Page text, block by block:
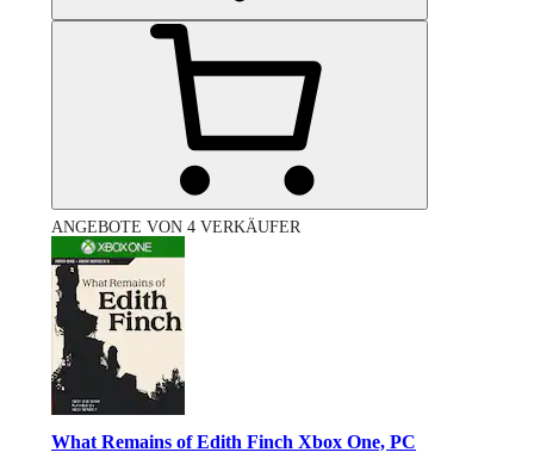
ANGEBOTE VON 4 VERKÄUFER
What Remains of Edith Finch Xbox One, PC